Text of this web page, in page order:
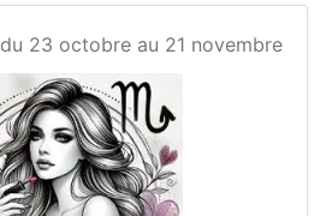
du 23 octobre au 21 novembre